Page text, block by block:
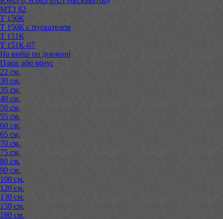
МТЗ 82
Т 150К
Т 150К с пускателем
Т 151К
Т 151К-07
На вибір по довжині
Плюс або мінус
22 см.
30 см.
35 см.
40 см.
50 см.
55 см.
60 см.
65 см.
70 см.
75 см.
80 см.
90 см.
100 см.
120 см.
130 см.
150 см.
180 см.